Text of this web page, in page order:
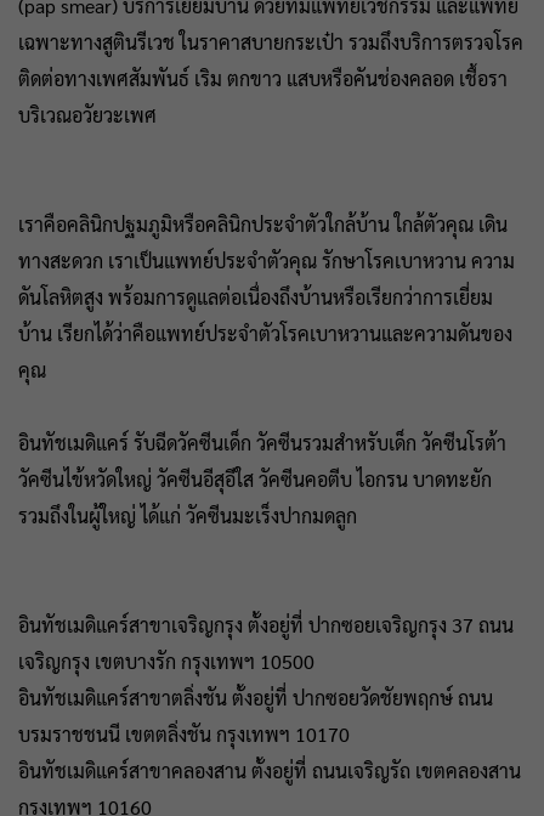
เฉพาะทางสูตินรีเวช ในราคาสบายกระเป๋า รวมถึงบริการตรวจโรค
ติดต่อทางเพศสัมพันธ์ เริม ตกขาว แสบหรือคันช่องคลอด เชื้อรา
บริเวณอวัยวะเพศ
เราคือคลินิกปฐมภูมิหรือคลินิกประจำตัวใกล้บ้าน ใกล้ตัวคุณ เดิน
ทางสะดวก เราเป็นแพทย์ประจำตัวคุณ รักษาโรคเบาหวาน ความ
ดันโลหิตสูง พร้อมการดูแลต่อเนื่องถึงบ้านหรือเรียกว่าการเยี่ยม
บ้าน เรียกได้ว่าคือแพทย์ประจำตัวโรคเบาหวานและความดันของ
คุณ
อินทัชเมดิแคร์ รับฉีดวัคซีนเด็ก วัคซีนรวมสำหรับเด็ก วัคซีนโรต้า
วัคซีนไข้หวัดใหญ่ วัคซีนอีสุอีใส วัคซีนคอตีบ ไอกรน บาดทะยัก
รวมถึงในผู้ใหญ่ ได้แก่ วัคซีนมะเร็งปากมดลูก
อินทัชเมดิแคร์สาขาเจริญกรุง ตั้งอยู่ที่ ปากซอยเจริญกรุง 37 ถนน
เจริญกรุง เขตบางรัก กรุงเทพฯ 10500
อินทัชเมดิแคร์สาขาตลิ่งชัน ตั้งอยู่ที่ ปากซอยวัดชัยพฤกษ์ ถนน
บรมราชชนนี เขตตลิ่งชัน กรุงเทพฯ 10170
อินทัชเมดิแคร์สาขาคลองสาน ตั้งอยู่ที่ ถนนเจริญรัถ เขตคลองสาน
กรุงเทพฯ 10160